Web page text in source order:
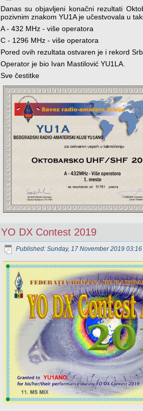
Danas su objavljeni konačni rezultati
pozivnim znakom YU1A je učestvovala u
A - 432 MHz - više operatora
C - 1296 MHz - više operatora
Pored ovih rezultata ostvaren je i rekord
Operator je bio Ivan Mastilović YU1LA.
Sve čestitke
YO DX Contest 2019
Published: Sunday, 17 November 2019 03:16